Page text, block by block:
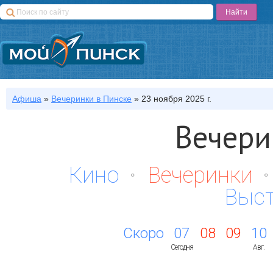
Афиша » Вечеринки в Пинске » 23 ноября 2025 г.
Кино
Вечеринки
Скоро 07
Сегодня
08 09 10
Авг.